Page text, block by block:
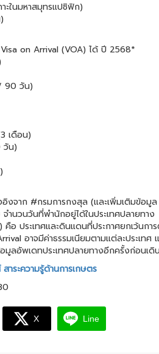
ะในมหาสมุทรแปซิฟิก)
Visa on Arrival (VOA) ได้ ปี 2568*
90 วัน)
เดือน)
วัน)
จาก #กรมการกงสุล (และเพิ่มเติมข้อมู
ำนวนวันที่พำนักอยู่ได้ในประเทศปลายทาง
คือ ประเทศและดินแดนที่ประกาศยกเว้นก
อาจมีค่าธรรมเนียมตามแต่ละประเ
ลอัพเดทประเทศปลายทางอีกครั้งก่อนเดิ
าระความรู้ด้านการเกษตร
X Line